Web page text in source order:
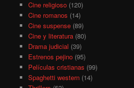
Cine religioso(120)
Cine romanos (14)
Cine suspense(89)
Cine y literatura(80)
Drama judicial (39)
Estrenos pejino(95)
Películas cristianas (99)
Spaghetti western(14)